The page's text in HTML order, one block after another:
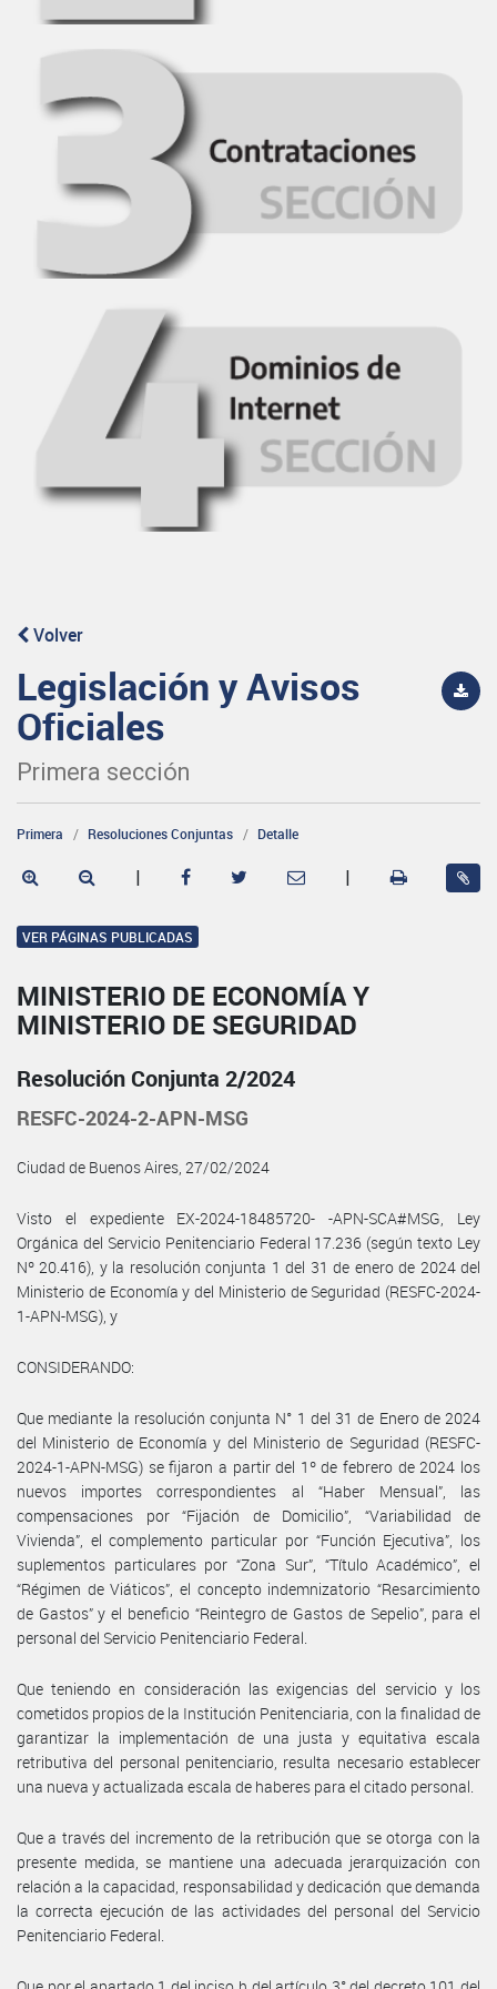
Volver
Legislación y Avisos
Oficiales
Primera sección
Primera Resoluciones Conjuntas Detalle
| |
VER PÁGINAS PUBLICADAS
MINISTERIO DE ECONOMÍA Y
MINISTERIO DE SEGURIDAD
Resolución Conjunta 2/2024
RESFC-2024-2-APN-MSG
Ciudad de Buenos Aires, 27/02/2024
Visto el expediente EX-2024-18485720- -APN-SCA#MSG, Ley
Orgánica del Servicio Penitenciario Federal 17.236 (según texto Ley
Nº 20.416), y la resolución conjunta 1 del 31 de enero de 2024 del
Ministerio de Economía y del Ministerio de Seguridad (RESFC-2024-
1-APN-MSG), y
CONSIDERANDO:
Que mediante la resolución conjunta N° 1 del 31 de Enero de 2024
del Ministerio de Economía y del Ministerio de Seguridad (RESFC-
2024-1-APN-MSG) se fijaron a partir del 1º de febrero de 2024 los
nuevos importes correspondientes al “Haber Mensual”, las
compensaciones por “Fijación de Domicilio”, “Variabilidad de
Vivienda”, el complemento particular por “Función Ejecutiva”, los
suplementos particulares por “Zona Sur”, “Título Académico”, el
“Régimen de Viáticos”, el concepto indemnizatorio “Resarcimiento
de Gastos” y el beneficio “Reintegro de Gastos de Sepelio”, para el
personal del Servicio Penitenciario Federal.
Que teniendo en consideración las exigencias del servicio y los
cometidos propios de la Institución Penitenciaria, con la finalidad de
garantizar la implementación de una justa y equitativa escala
retributiva del personal penitenciario, resulta necesario establecer
una nueva y actualizada escala de haberes para el citado personal.
Que a través del incremento de la retribución que se otorga con la
presente medida, se mantiene una adecuada jerarquización con
relación a la capacidad, responsabilidad y dedicación que demanda
la correcta ejecución de las actividades del personal del Servicio
Penitenciario Federal.